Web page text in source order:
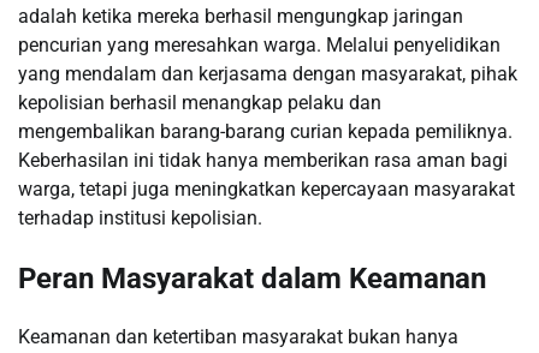
adalah ketika mereka berhasil mengungkap jaringan
pencurian yang meresahkan warga. Melalui penyelidikan
yang mendalam dan kerjasama dengan masyarakat, pihak
kepolisian berhasil menangkap pelaku dan
mengembalikan barang-barang curian kepada pemiliknya.
Keberhasilan ini tidak hanya memberikan rasa aman bagi
warga, tetapi juga meningkatkan kepercayaan masyarakat
terhadap institusi kepolisian.
Peran Masyarakat dalam Keamanan
Keamanan dan ketertiban masyarakat bukan hanya